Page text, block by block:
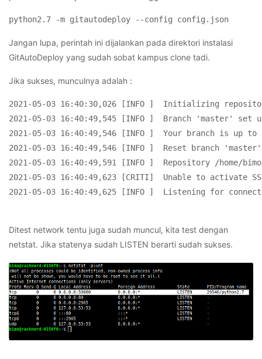
python2.7 -m gitautodeploy --config config.json
Jangan lupa, perintah ini dijalankan pada direktori instalasi
GitAutoDeploy yang sudah sobat kampus clone tadi.
Jika sukses, munculnya adalah :
2021-05-03 16:40:30,026 [INFO ]  Initializing repository
2021-05-03 16:40:49,545 [INFO ]  Branch 'master'
2021-05-03 16:40:49,546 [INFO ]  Your branch is up
2021-05-03 16:40:49,546 [INFO ]  Reset branch 'master'
2021-05-03 16:40:49,591 [INFO ]  Repository /home/
2021-05-03 16:40:49,623 [CRITI]  Unable to activate
2021-05-03 16:40:49,625 [INFO ]  Listening for
Ditest network tentu juga sudah muncul, kita test dengan
netstat. Jika statenya sudah LISTEN berarti sudah sukses.